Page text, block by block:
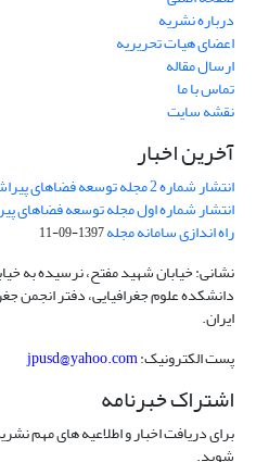
درباره نشریه
اعضای هیات تحریریه
ارسال مقاله
تماس با ما
نقشه سایت
آخرین اخبار
انتشار شماره 2 مجله توسعه فضاهای پیراشهری
انتشار شماره اول مجله توسعه فضاهای
راه اندازی سامانه مجله1397-09-11
نشانی: خیابان شهید مفتح، نرسیده به
دانشکده علوم جغرافیایی، دفتر انجمن
ایران.
پست الکترونیک:jpusd@yahoo.com
اشتراک خبرنامه
برای دریافت اخبار و اطلاعیه های مهم
شوید.